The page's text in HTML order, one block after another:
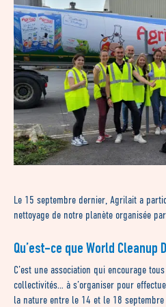
Le 15 septembre dernier, Agrilait a
nettoyage de notre planète organisée
Qu’est-ce que World Cleanup
C’est une association qui encourage
collectivités… à s’organiser pour
la nature entre le 14 et le 18